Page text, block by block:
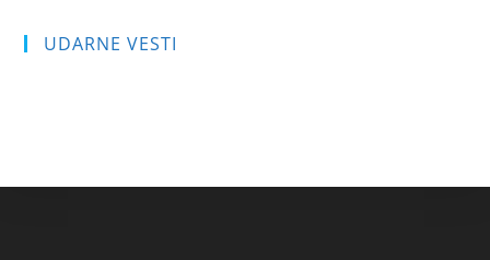
UDARNE VESTI